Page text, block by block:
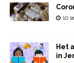
10
Het
in